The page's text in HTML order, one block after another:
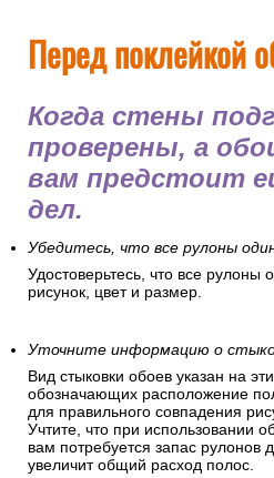
Перед поклейкой
Когда стены
проверены, а
вам предстоит
дел.
Убедитесь, что все рулоны
Удостоверьтесь, что все
рисунок, цвет и размер.
Уточните информацию о
Вид стыковки обоев указан на
обозначающих расположение
для правильного совпадения
Учтите, что при использовании
вам потребуется запас рулонов
увеличит общий расход полос.